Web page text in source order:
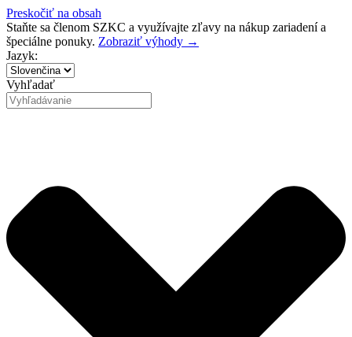
Preskočiť na obsah
Staňte sa členom SZKC a využívajte zľavy na nákup zariadení a
špeciálne ponuky. Zobraziť výhody →
Jazyk:
Vyhľadať